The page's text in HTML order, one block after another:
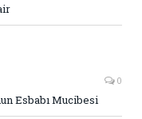
0
Esbabı Mucibesi